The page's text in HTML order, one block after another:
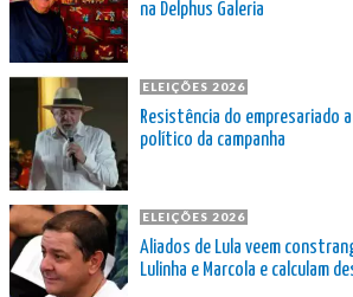
na Delphus Galeria
ELEIÇÕES 2026
Resistência do empresariado
político da campanha
ELEIÇÕES 2026
Aliados de Lula veem
Lulinha e Marcola e calculam